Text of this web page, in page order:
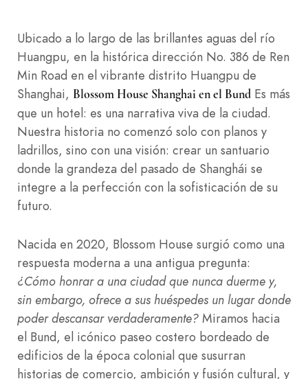
Ubicado a lo largo de las brillantes aguas del río
Huangpu, en la histórica dirección No. 386 de Ren
Min Road en el vibrante distrito Huangpu de
Shanghai, Blossom House Shanghai en el Bund Es más
que un hotel: es una narrativa viva de la ciudad.
Nuestra historia no comenzó solo con planos y
ladrillos, sino con una visión: crear un santuario
donde la grandeza del pasado de Shanghái se
integre a la perfección con la sofisticación de su
futuro.
Nacida en 2020, Blossom House surgió como una
respuesta moderna a una antigua pregunta:
¿Cómo honrar a una ciudad que nunca duerme y,
sin embargo, ofrece a sus huéspedes un lugar donde
poder descansar verdaderamente? Miramos hacia
el Bund, el icónico paseo costero bordeado de
edificios de la época colonial que susurran
historias de comercio, ambición y fusión cultural, y